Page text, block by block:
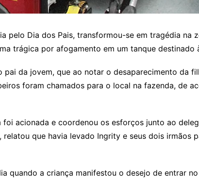
pelo Dia dos Pais, transformou-se em tragédia na
trágica por afogamento em um tanque destinado
da jovem, que ao notar o desaparecimento da
foram chamados para o local na fazenda, de
acionada e coordenou os esforços junto ao
que havia levado Ingrity e seus dois irmãos
quando a criança manifestou o desejo de entrar